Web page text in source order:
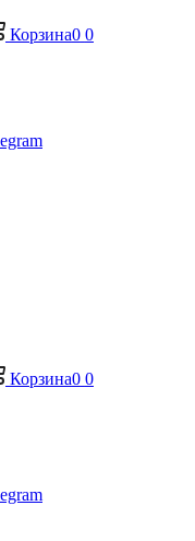
Корзина0 0
Корзина0 0